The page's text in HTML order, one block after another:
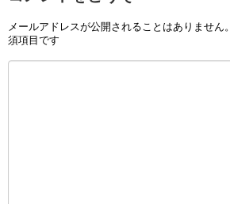
メールアドレスが公開されることはありません。
須項目です